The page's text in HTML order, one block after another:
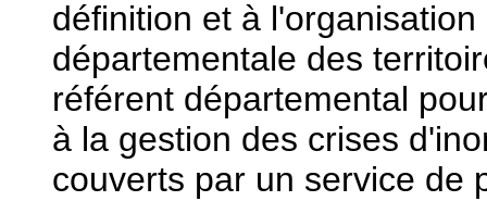
définition et à
départementale des
référent départemental
à la gestion des crises
couverts par un service de